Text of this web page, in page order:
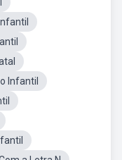
Infantil